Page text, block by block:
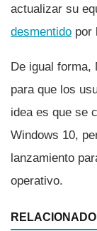
actualizar su
desmentido por
De igual
para que los
idea es que se
Windows 10,
lanzamiento
operativo.